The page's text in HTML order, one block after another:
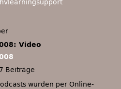
Video
Beiträge
wurden per Online-